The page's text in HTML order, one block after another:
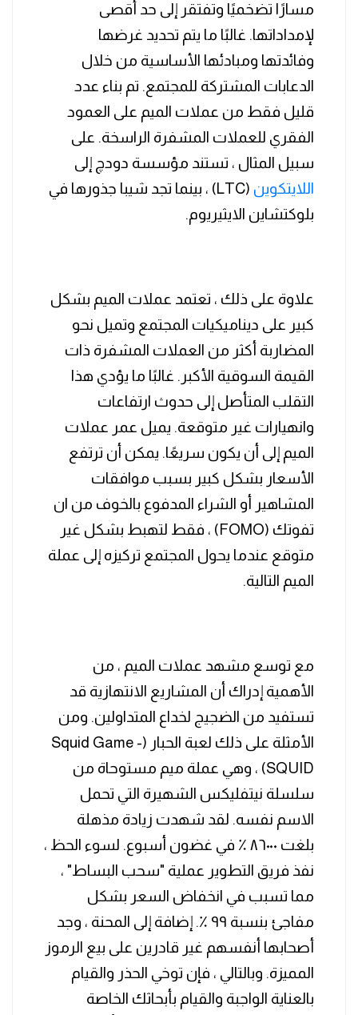
مسارًا تضخميًا وتفتقر إلى حد أقصى
لإمداداتها. غالبًا ما يتم تحديد غرضها
وفائدتها ومبادئها الأساسية من خلال
الدعابات المشتركة للمجتمع. تم بناء عدد
قليل فقط من عملات الميم على العمود
الفقري للعملات المشفرة الراسخة. على
سبيل المثال ، تستند مؤسسة دودچ إلى
اللايتكوين
(LTC) ، بينما تجد شيبا جذورها في
بلوكتشاين الايثيريوم.
علاوة على ذلك ، تعتمد عملات الميم بشكل
كبير على ديناميكيات المجتمع وتميل نحو
المضاربة أكثر من العملات المشفرة ذات
القيمة السوقية الأكبر. غالبًا ما يؤدي هذا
التقلب المتأصل إلى حدوث ارتفاعات
وانهيارات غير متوقعة. يميل عمر عملات
الميم إلى أن يكون سريعًا. يمكن أن ترتفع
الأسعار بشكل كبير بسبب موافقات
المشاهير أو الشراء المدفوع بالخوف من ان
تفوتك (FOMO) ، فقط لتهبط بشكل غير
متوقع عندما يحول المجتمع تركيزه إلى عملة
الميم التالية.
مع توسع مشهد عملات الميم ، من
الأهمية إدراك أن المشاريع الانتهازية قد
تستفيد من الضجيج لخداع المتداولين. ومن
الأمثلة على ذلك لعبة الحبار (Squid Game -
SQUID) ، وهي عملة ميم مستوحاة من
سلسلة نيتفليكس الشهيرة التي تحمل
الاسم نفسه. لقد شهدت زيادة مذهلة
بلغت ٨٦٠٠٠ ٪ في غضون أسبوع. لسوء الحظ ،
نفذ فريق التطوير عملية "سحب البساط" ،
مما تسبب في انخفاض السعر بشكل
مفاجئ بنسبة ٩٩ ٪. إضافة إلى المحنة ، وجد
أصحابها أنفسهم غير قادرين على بيع الرموز
المميزة. وبالتالي ، فإن توخي الحذر والقيام
بالعناية الواجبة والقيام بأبحاثك الخاصة